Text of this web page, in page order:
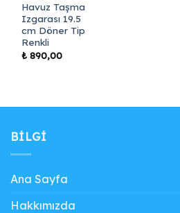
Havuz Taşma
Izgarası 19.5
cm Döner Tip
Renkli
₺ 890,00
BILGI
Ana Sayfa
Hakkımızda